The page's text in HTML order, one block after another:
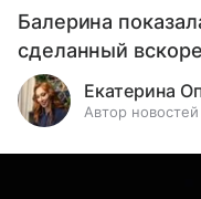
Балерина
сделанный
Екатерина
Автор новостей